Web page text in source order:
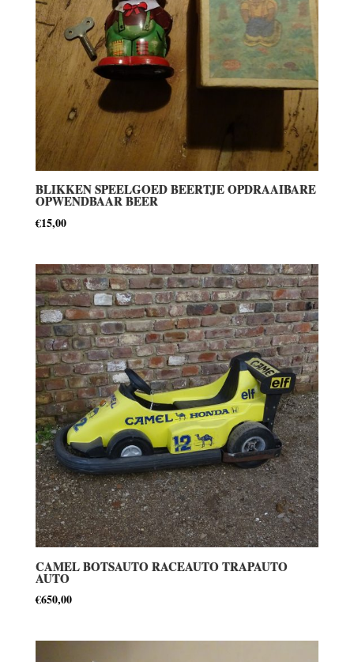
BLIKKEN SPEELGOED BEERTJE OPDRAAIBARE
OPWENDBAAR BEER
€15,00
CAMEL BOTSAUTO RACEAUTO TRAPAUTO
AUTO
€650,00